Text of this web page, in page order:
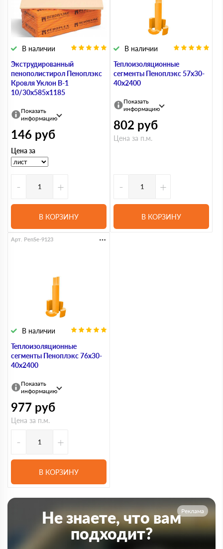
Экструдированный
пенополистирол Пеноплэкс
Кровля Уклон В-1
10/30х585х1185
В наличии
Показать
информацию
146 руб
Цена за
- +
В КОРЗИНУ
Теплоизоляционные
сегменты Пеноплэкс 57x30-
40х2400
В наличии
Показать
информацию
802 руб
Цена за п.м.
- +
В КОРЗИНУ
Теплоизоляционные
сегменты Пеноплэкс 76x30-
40х2400
В наличии
Арт. PenSe-9123
Показать
информацию
977 руб
Цена за п.м.
- +
В КОРЗИНУ
Реклама
Не знаете, что вам
подходит?